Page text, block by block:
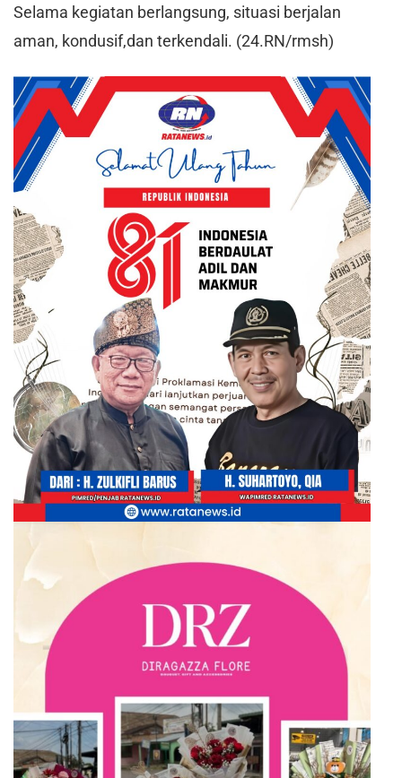
Selama kegiatan berlangsung, situasi berjalan
aman, kondusif,dan terkendali. (24.RN/rmsh)